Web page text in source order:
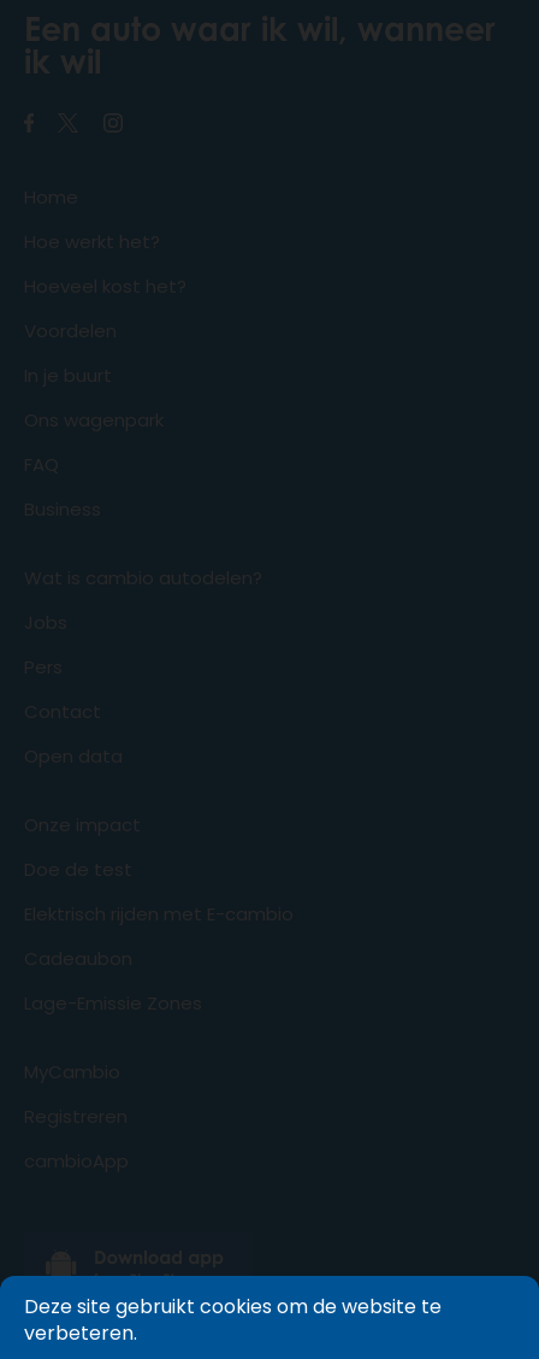
Een auto waar ik wil, wanneer
ik wil
Home
Hoe werkt het?
Hoeveel kost het?
Voordelen
In je buurt
Ons wagenpark
FAQ
Business
Wat is cambio autodelen?
Jobs
Pers
Contact
Open data
Onze impact
Doe de test
Elektrisch rijden met E-cambio
Cadeaubon
Lage-Emissie Zones
MyCambio
Registreren
cambioApp
Deze site gebruikt cookies om de website te
verbeteren.